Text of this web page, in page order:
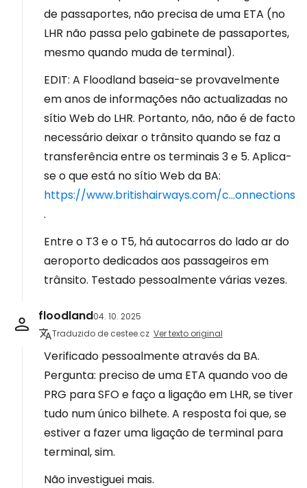
de passaportes, não precisa de uma ETA (no
LHR não passa pelo gabinete de passaportes,
mesmo quando muda de terminal).
EDIT: A Floodland baseia-se provavelmente
em anos de informações não actualizadas no
sítio Web do LHR. Portanto, não, não é de facto
necessário deixar o trânsito quando se faz a
transferência entre os terminais 3 e 5. Aplica-
se o que está no sítio Web da BA:
https://www.britishairways.com/c...onnections
.
Entre o T3 e o T5, há autocarros do lado ar do
aeroporto dedicados aos passageiros em
trânsito. Testado pessoalmente várias vezes.
floodland04. 10. 2025
Traduzido de cestee.cz Ver texto original
Verificado pessoalmente através da BA.
Pergunta: preciso de uma ETA quando voo de
PRG para SFO e faço a ligação em LHR, se tiver
tudo num único bilhete. A resposta foi que, se
estiver a fazer uma ligação de terminal para
terminal, sim.
Não investiguei mais.